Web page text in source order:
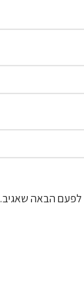
לפעם הבאה שאגיב.